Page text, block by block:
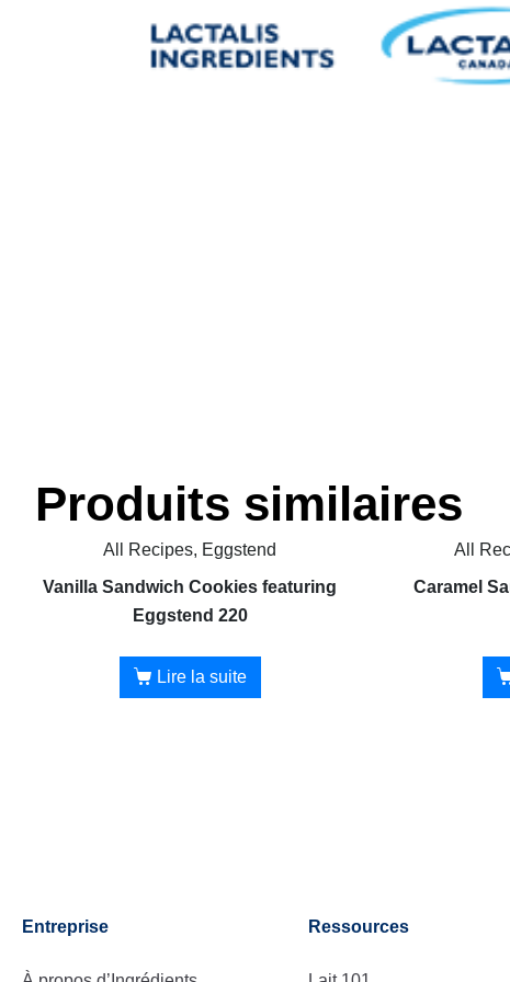
Produits similaires
All Recipes, Eggstend
Vanilla Sandwich Cookies featuring
Eggstend 220
Lire la suite
All
Caramel
Entreprise Ressources